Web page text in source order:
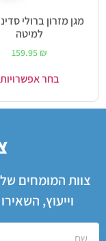
מגן מזרון ברולי
למיטה
159.95 ₪
בחר אפשרויות
צוות המומחים
וייעוץ,